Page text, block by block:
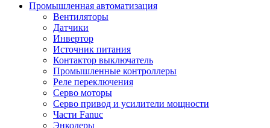
Промышленная автоматизация
Вентиляторы
Датчики
Инвертор
Источник питания
Контактор выключатель
Промышленные контроллеры
Реле переключения
Серво моторы
Серво привод и усилители мощности
Части Fanuc
Энкодеры